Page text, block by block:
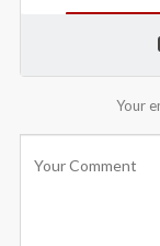
Your